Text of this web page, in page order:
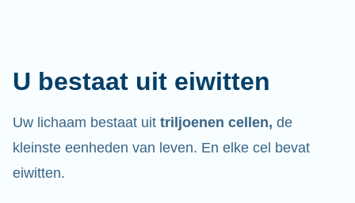
U bestaat uit eiwitten
Uw lichaam bestaat uit triljoenen cellen, de
kleinste eenheden van leven. En elke cel bevat
eiwitten.